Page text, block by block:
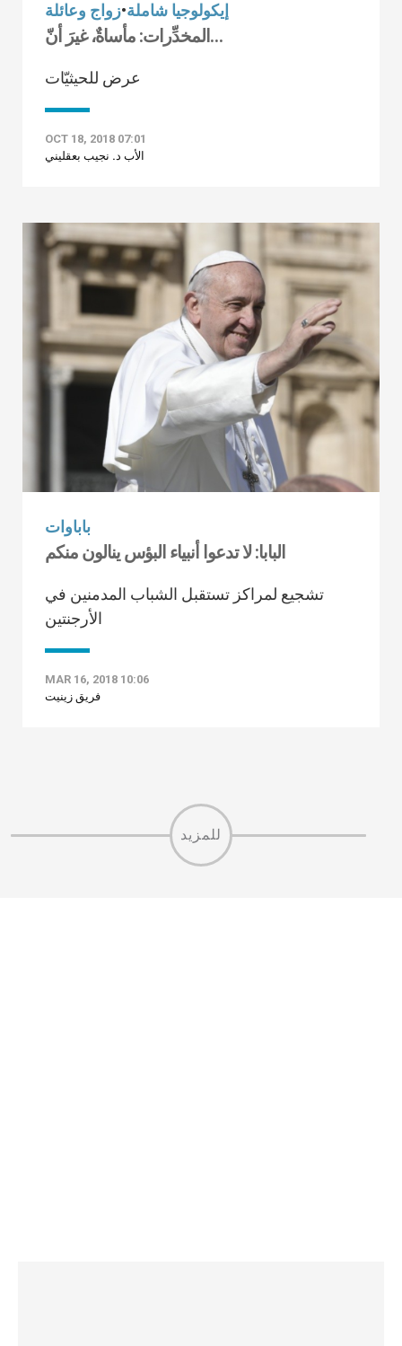
إيكولوجيا شاملة•زواج وعائلة
المخدِّرات: مأساةٌ، غيرَ أنّ…
عرض للحيثيّات
OCT 18, 2018 07:01
الأب د. نجيب بعقليني
باباوات
البابا: لا تدعوا أنبياء البؤس ينالون منكم
تشجيع لمراكز تستقبل الشباب المدمنين في
الأرجنتين
MAR 16, 2018 10:06
فريق زينيت
للمزيد